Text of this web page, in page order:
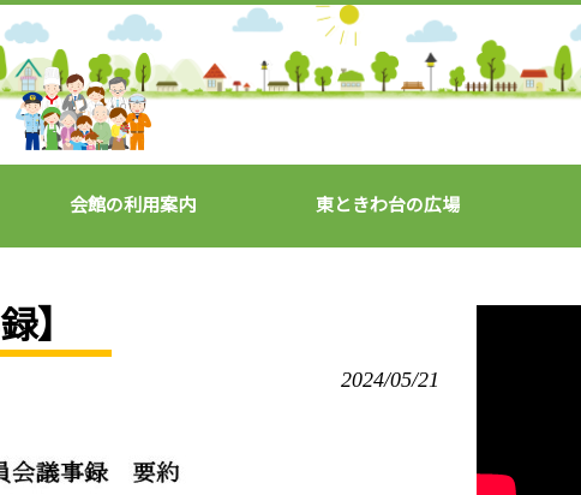
会館の利用案内 東ときわ台の広場
】
2024/05/21